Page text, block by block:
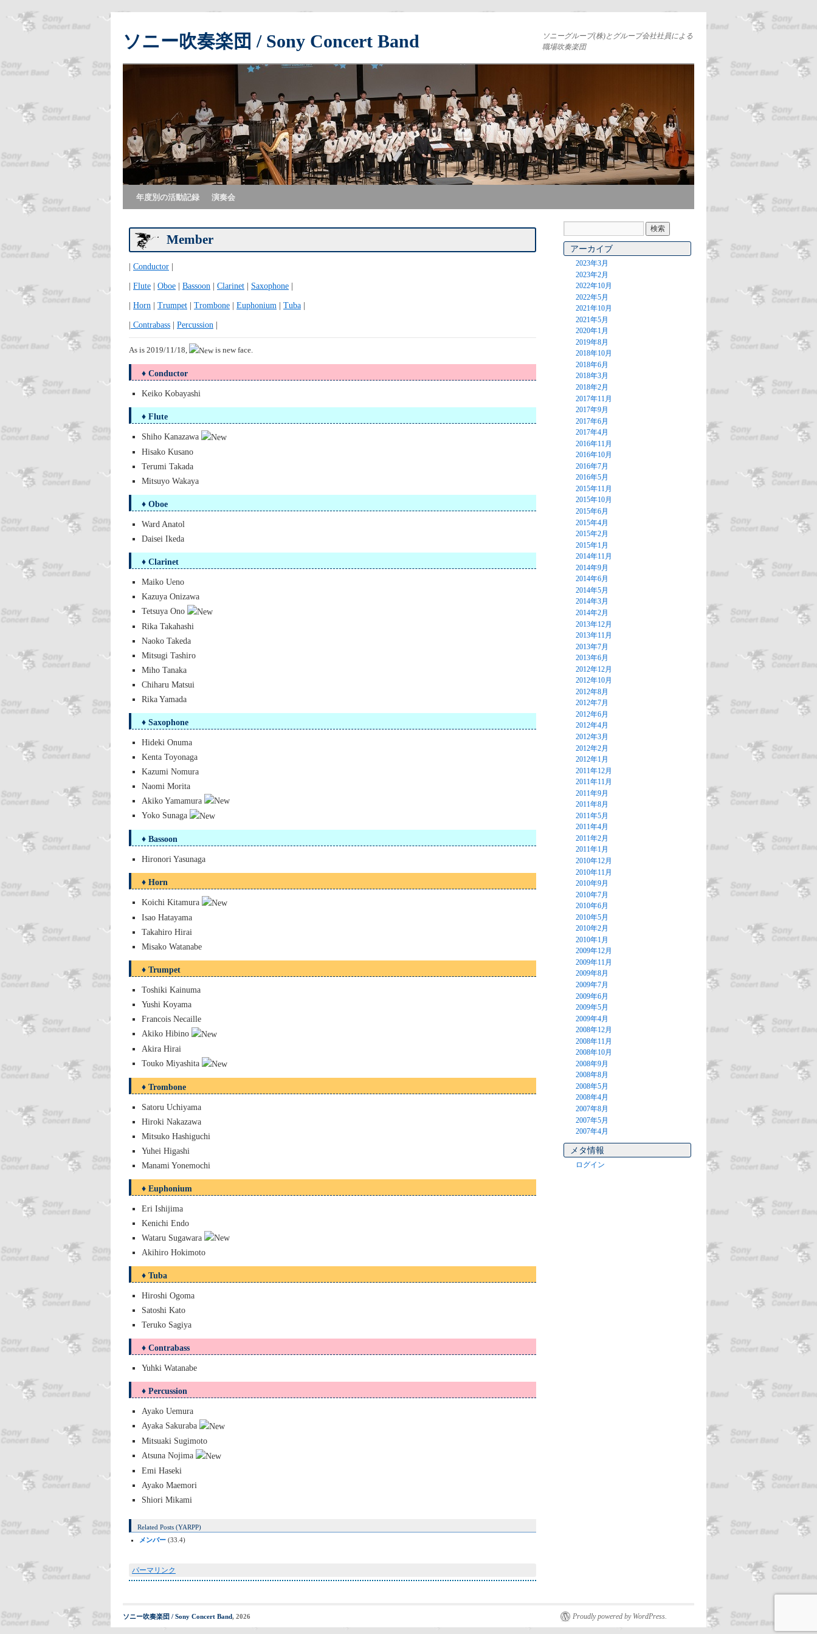
ソニー吹奏楽団 / Sony Concert Band
ソニーグループ(株)とグループ会社社員による
職場吹奏楽団
年度別の活動記録 演奏会
Member
Conductor
Flute Oboe Bassoon Clarinet Saxophone
Horn Trumpet Trombone Euphonium Tuba
Contrabass Percussion
As is 2019/11/18, is new face.
♦ Conductor
Keiko Kobayashi
♦ Flute
Shiho Kanazawa
Hisako Kusano
Terumi Takada
Mitsuyo Wakaya
♦ Oboe
Ward Anatol
Daisei Ikeda
♦ Clarinet
Maiko Ueno
Kazuya Onizawa
Tetsuya Ono
Rika Takahashi
Naoko Takeda
Mitsugi Tashiro
Miho Tanaka
Chiharu Matsui
Rika Yamada
♦ Saxophone
Hideki Onuma
Kenta Toyonaga
Kazumi Nomura
Naomi Morita
Akiko Yamamura
Yoko Sunaga
♦ Bassoon
Hironori Yasunaga
♦ Horn
Koichi Kitamura
Isao Hatayama
Takahiro Hirai
Misako Watanabe
♦ Trumpet
Toshiki Kainuma
Yushi Koyama
Francois Necaille
Akiko Hibino
Akira Hirai
Touko Miyashita
♦ Trombone
Satoru Uchiyama
Hiroki Nakazawa
Mitsuko Hashiguchi
Yuhei Higashi
Manami Yonemochi
♦ Euphonium
Eri Ishijima
Kenichi Endo
Wataru Sugawara
Akihiro Hokimoto
♦ Tuba
Hiroshi Ogoma
Satoshi Kato
Teruko Sagiya
♦ Contrabass
Yuhki Watanabe
♦ Percussion
Ayako Uemura
Ayaka Sakuraba
Mitsuaki Sugimoto
Atsuna Nojima
Emi Haseki
Ayako Maemori
Shiori Mikami
Related Posts (YARPP)
メンバー(33.4)
パーマリンク
アーカイブ
2023年3月
2023年2月
2022年10月
2022年5月
2021年10月
2021年5月
2020年1月
2019年8月
2018年10月
2018年6月
2018年3月
2018年2月
2017年11月
2017年9月
2017年6月
2017年4月
2016年11月
2016年10月
2016年7月
2016年5月
2015年11月
2015年10月
2015年6月
2015年4月
2015年2月
2015年1月
2014年11月
2014年9月
2014年6月
2014年5月
2014年3月
2014年2月
2013年12月
2013年11月
2013年7月
2013年6月
2012年12月
2012年10月
2012年8月
2012年7月
2012年6月
2012年4月
2012年3月
2012年2月
2012年1月
2011年12月
2011年11月
2011年9月
2011年8月
2011年5月
2011年4月
2011年2月
2011年1月
2010年12月
2010年11月
2010年9月
2010年7月
2010年6月
2010年5月
2010年2月
2010年1月
2009年12月
2009年11月
2009年8月
2009年7月
2009年6月
2009年5月
2009年4月
2008年12月
2008年11月
2008年10月
2008年9月
2008年8月
2008年5月
2008年4月
2007年8月
2007年5月
2007年4月
メタ情報
ログイン
ソニー吹奏楽団 / Sony Concert Band, 2026 Proudly powered by WordPress.